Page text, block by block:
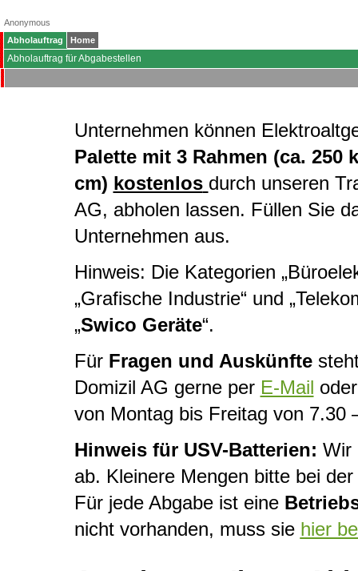
Anonymous
Abholauftrag
Home
Abholauftrag für Abgabestellen
Unternehmen können
Palette mit 3 Rahmen (ca. 250
cm) kostenlos durch unseren
AG, abholen lassen. Füllen Sie
Unternehmen aus.
Hinweis: Die Kategorien
„Grafische Industrie“ und
„Swico Geräte“.
Für Fragen und Auskünfte
Domizil AG gerne per E-Mail
von Montag bis Freitag von 7.30
Hinweis für USV-Batterien: Wir
ab. Kleinere Mengen bitte bei
Für jede Abgabe ist eine
nicht vorhanden, muss sie hier